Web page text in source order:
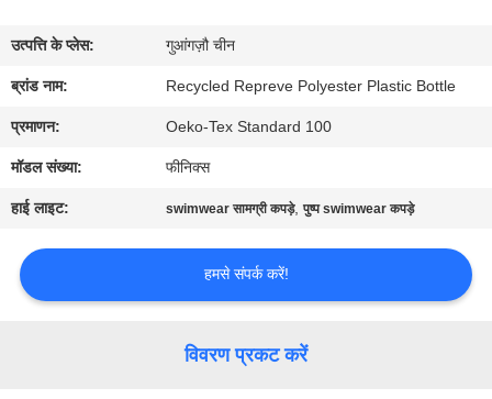
भ्रमण
गुणवत्ता
नियंत्रण
करें
उत्पत्ति के प्लेस: गुआंगज़ौ चीन
ब्रांड नाम: Recycled Repreve Polyester Plastic Bottle
प्रमाणन: Oeko-Tex Standard 100
मॉडल संख्या: फीनिक्स
हाई लाइट: swimwear सामग्री कपड़े,पुष्प swimwear कपड़े
हमसे संपर्क करें!
विवरण प्रकट करें